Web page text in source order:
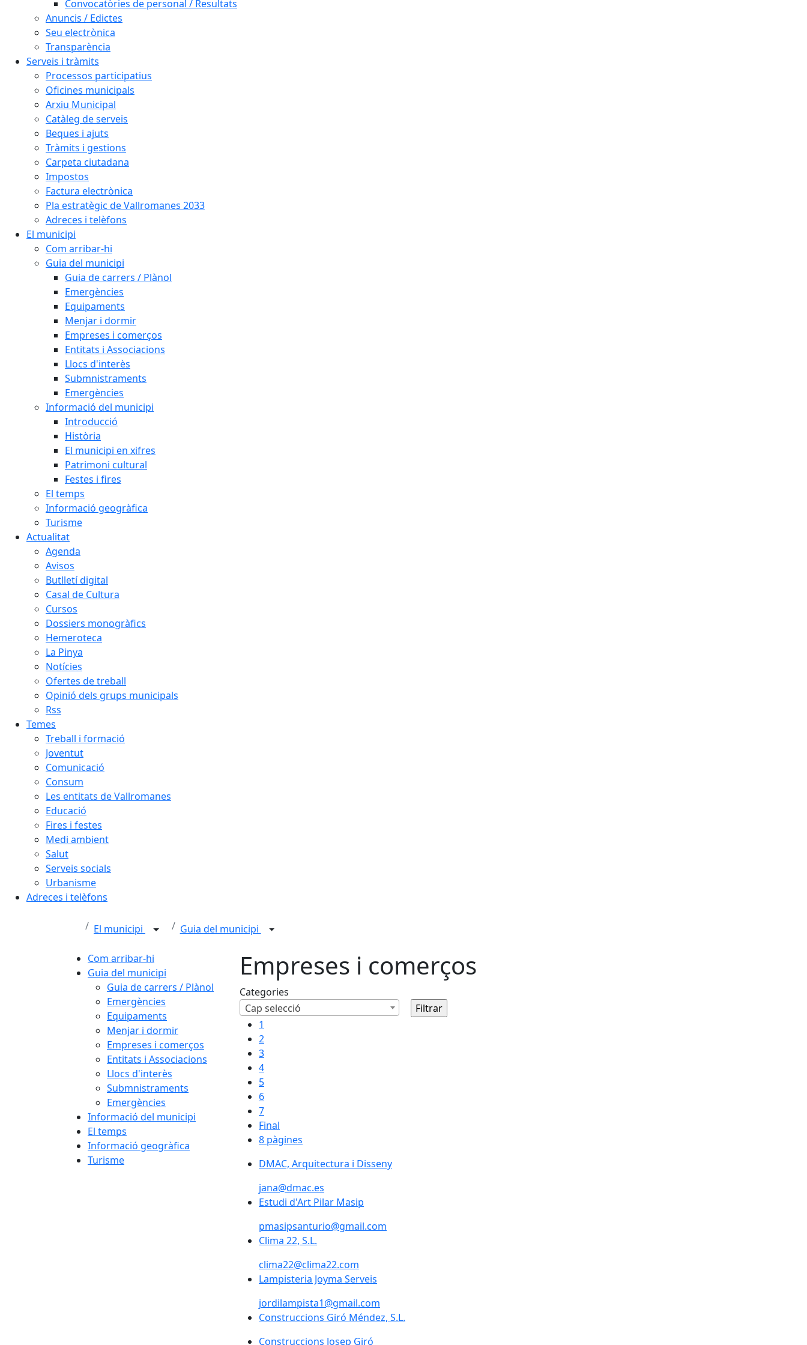
Convocatòries de personal / Resultats
Anuncis / Edictes
Seu electrònica
Transparència
Serveis i tràmits
Processos participatius
Oficines municipals
Arxiu Municipal
Catàleg de serveis
Beques i ajuts
Tràmits i gestions
Carpeta ciutadana
Impostos
Factura electrònica
Pla estratègic de Vallromanes 2033
Adreces i telèfons
El municipi
Com arribar-hi
Guia del municipi
Guia de carrers / Plànol
Emergències
Equipaments
Menjar i dormir
Empreses i comerços
Entitats i Associacions
Llocs d'interès
Submnistraments
Emergències
Informació del municipi
Introducció
Història
El municipi en xifres
Patrimoni cultural
Festes i fires
El temps
Informació geogràfica
Turisme
Actualitat
Agenda
Avisos
Butlletí digital
Casal de Cultura
Cursos
Dossiers monogràfics
Hemeroteca
La Pinya
Notícies
Ofertes de treball
Opinió dels grups municipals
Rss
Temes
Treball i formació
Joventut
Comunicació
Consum
Les entitats de Vallromanes
Educació
Fires i festes
Medi ambient
Salut
Serveis socials
Urbanisme
Adreces i telèfons
El municipi Guia del municipi
Com arribar-hi
Guia del municipi
Guia de carrers / Plànol
Emergències
Equipaments
Menjar i dormir
Empreses i comerços
Entitats i Associacions
Llocs d'interès
Submnistraments
Emergències
Informació del municipi
El temps
Informació geogràfica
Turisme
Empreses i comerços
Categories
Cap selecció
1
2
3
4
5
6
7
Final
8 pàgines
DMAC, Arquitectura i Disseny
jana@dmac.es
Estudi d'Art Pilar Masip
pmasipsanturio@gmail.com
Clima 22, S.L.
clima22@clima22.com
Lampisteria Joyma Serveis
jordilampista1@gmail.com
Construccions Giró Méndez, S.L.
Construccions Josep Giró